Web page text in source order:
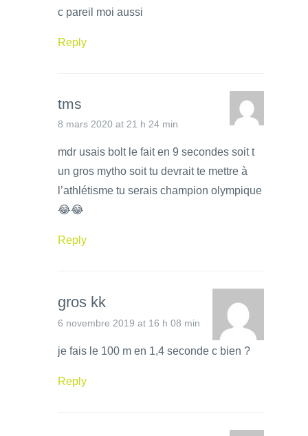
c pareil moi aussi
Reply
tms
8 mars 2020 at 21 h 24 min
mdr usais bolt le fait en 9 secondes soit t
un gros mytho soit tu devrait te mettre à
l’athlétisme tu serais champion olympique
😂😂
Reply
gros kk
6 novembre 2019 at 16 h 08 min
je fais le 100 m en 1,4 seconde c bien ?
Reply